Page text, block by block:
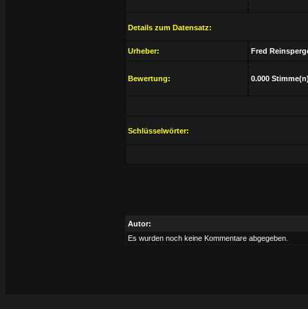
Details zum Datensatz:
Urheber: Fred
Bewertung: 0.000
Schlüsselwörter:
Autor:
Es wurden noch keine Kommentare abgegeben.